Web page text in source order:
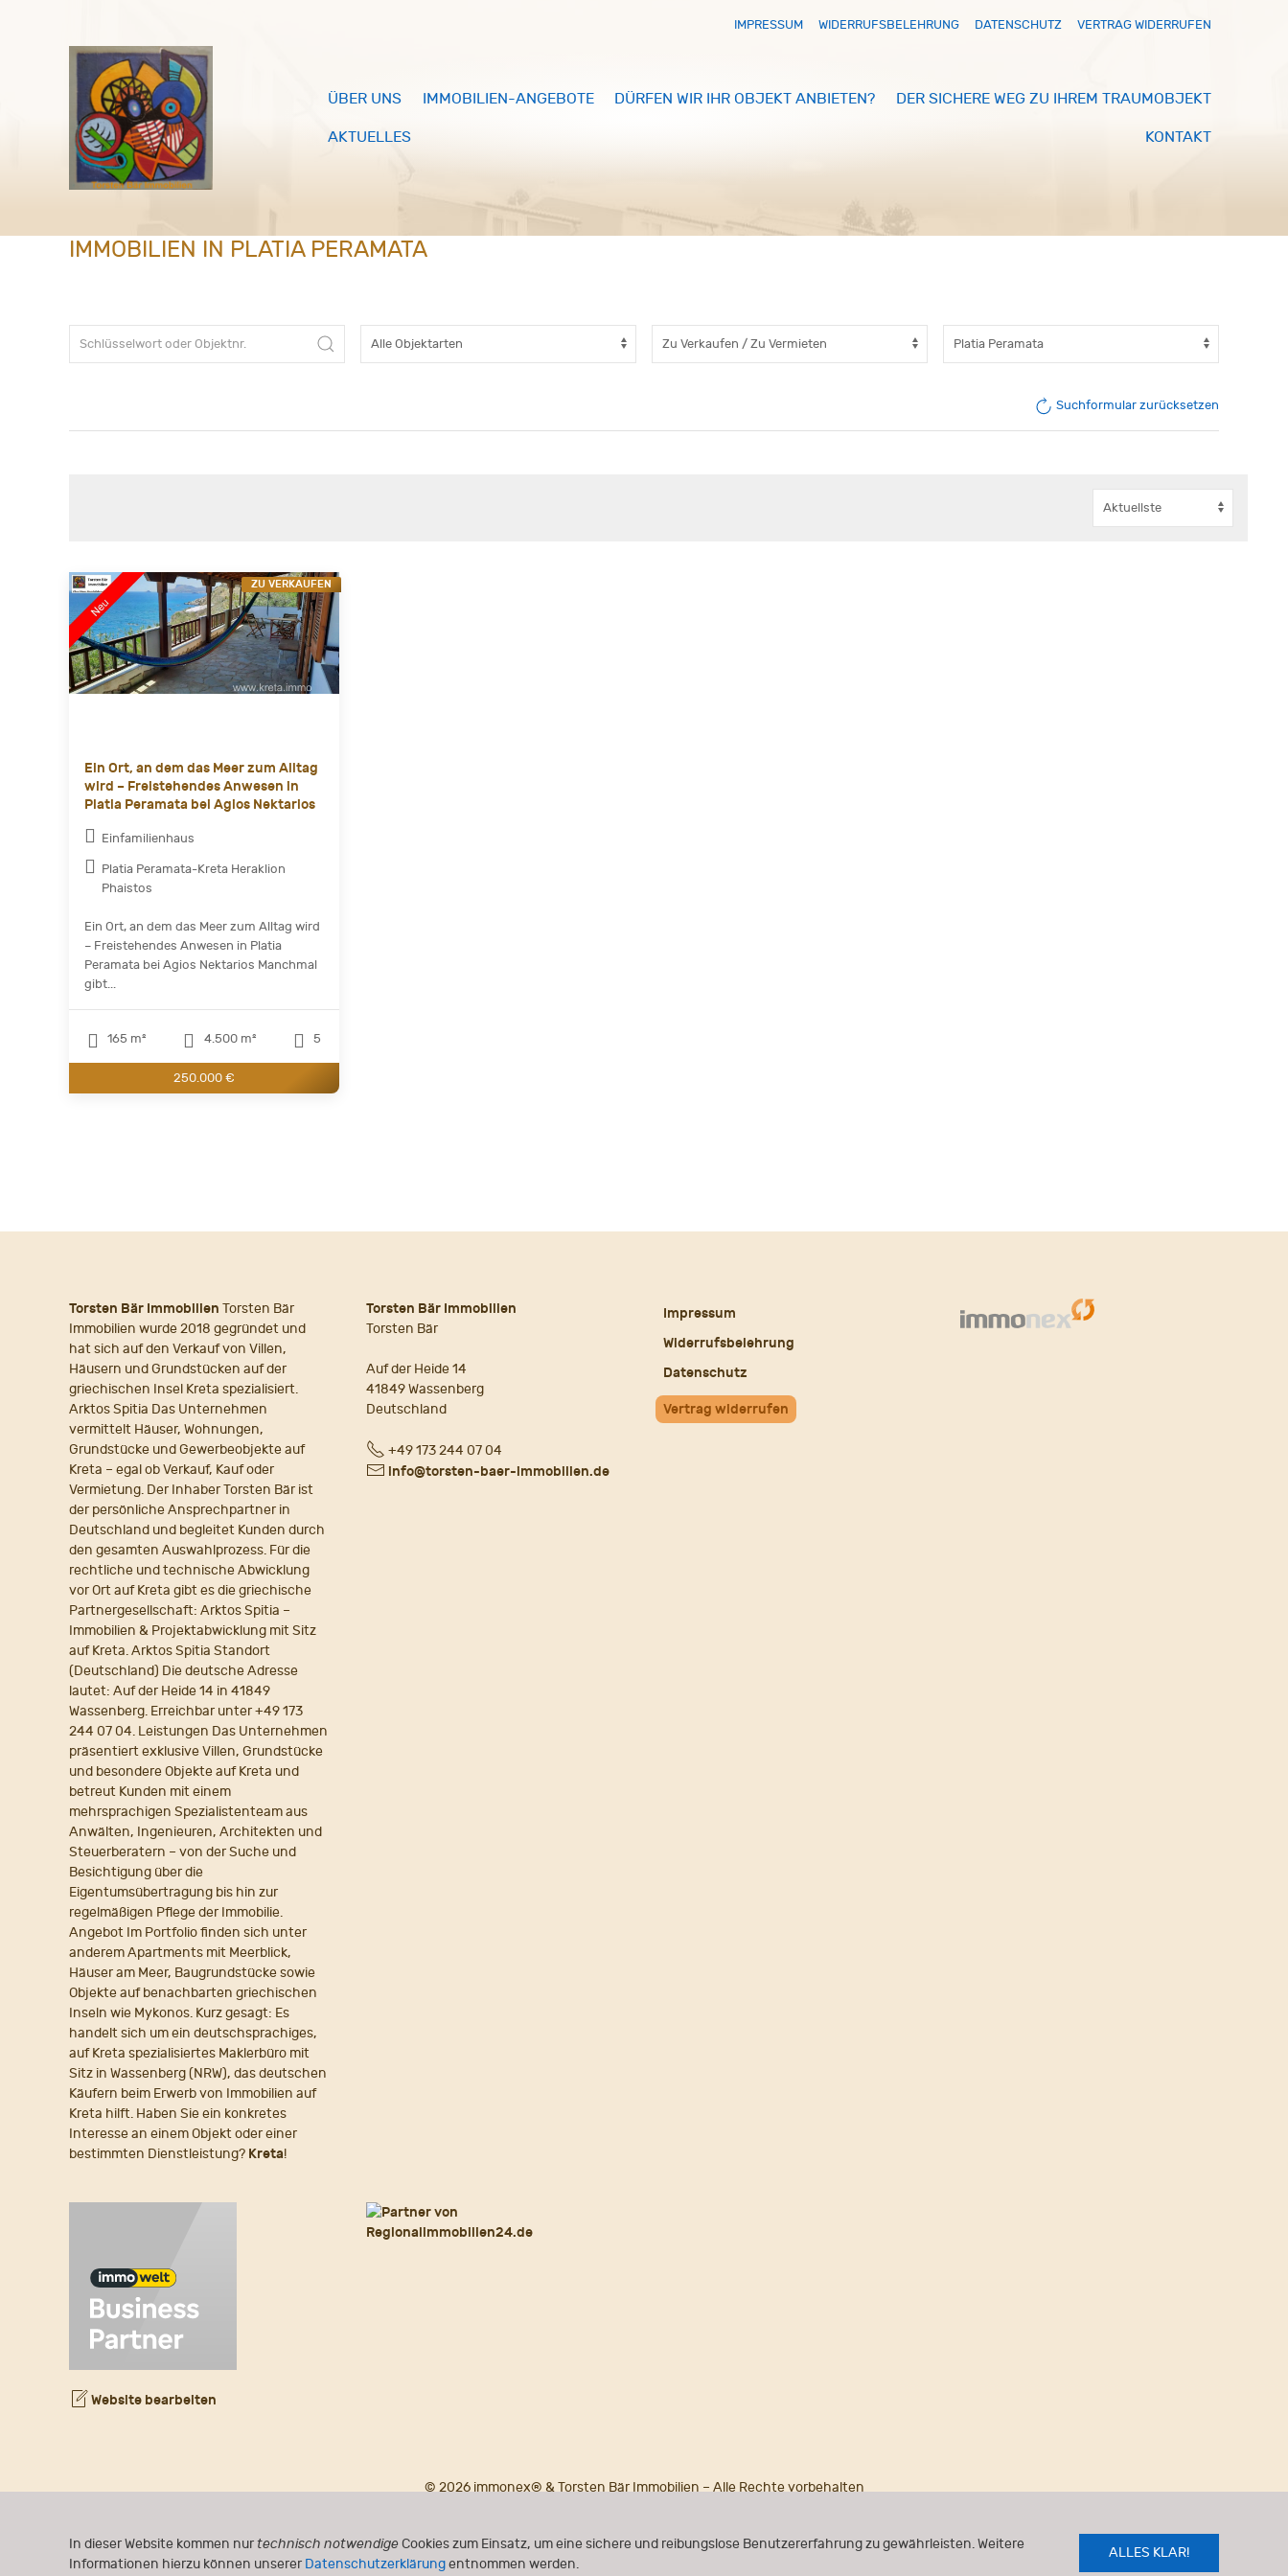
In dieser Website kommen nurtechnisch notwendigeCookies zum Einsatz, um eine sichere und reibungslose Benutzererfahrung zu gewährleisten. Weitere
Informationen hierzu können unserer Datenschutzerklärungentnommen werden.
ALLES KLAR!
IMPRESSUM WIDERRUFSBELEHRUNG DATENSCHUTZ VERTRAG WIDERRUFEN
ÜBER UNS IMMOBILIEN-ANGEBOTE DÜRFEN WIR IHR OBJEKT ANBIETEN? DER SICHERE WEG ZU IHREM TRAUMOBJEKT
AKTUELLES KONTAKT
IMMOBILIEN IN PLATIA PERAMATA
Suchformular zurücksetzen
Ein Ort, an dem das Meer zum Alltag
wird – Freistehendes Anwesen in
Platia Peramata bei Agios Nektarios
Einfamilienhaus
Platia Peramata-Kreta Heraklion
Phaistos
Ein Ort, an dem das Meer zum Alltag wird
– Freistehendes Anwesen in Platia
Peramata bei Agios Nektarios Manchmal
gibt...
165 m² 4.500 m² 5
250.000 €
ZU VERKAUFEN
Torsten Bär Immobilien Torsten Bär
Immobilien wurde 2018 gegründet und
hat sich auf den Verkauf von Villen,
Häusern und Grundstücken auf der
griechischen Insel Kreta spezialisiert.
Arktos Spitia Das Unternehmen
vermittelt Häuser, Wohnungen,
Grundstücke und Gewerbeobjekte auf
Kreta – egal ob Verkauf, Kauf oder
Vermietung. Der Inhaber Torsten Bär ist
der persönliche Ansprechpartner in
Deutschland und begleitet Kunden durch
den gesamten Auswahlprozess. Für die
rechtliche und technische Abwicklung
vor Ort auf Kreta gibt es die griechische
Partnergesellschaft: Arktos Spitia –
Immobilien & Projektabwicklung mit Sitz
auf Kreta. Arktos Spitia Standort
(Deutschland) Die deutsche Adresse
lautet: Auf der Heide 14 in 41849
Wassenberg. Erreichbar unter +49 173
244 07 04. Leistungen Das Unternehmen
präsentiert exklusive Villen, Grundstücke
und besondere Objekte auf Kreta und
betreut Kunden mit einem
mehrsprachigen Spezialistenteam aus
Anwälten, Ingenieuren, Architekten und
Steuerberatern – von der Suche und
Besichtigung über die
Eigentumsübertragung bis hin zur
regelmäßigen Pflege der Immobilie.
Angebot Im Portfolio finden sich unter
anderem Apartments mit Meerblick,
Häuser am Meer, Baugrundstücke sowie
Objekte auf benachbarten griechischen
Inseln wie Mykonos. Kurz gesagt: Es
handelt sich um ein deutschsprachiges,
auf Kreta spezialisiertes Maklerbüro mit
Sitz in Wassenberg (NRW), das deutschen
Käufern beim Erwerb von Immobilien auf
Kreta hilft. Haben Sie ein konkretes
Interesse an einem Objekt oder einer
bestimmten Dienstleistung? Kreta!
Torsten Bär Immobilien
Torsten Bär
Auf der Heide 14
41849 Wassenberg
Deutschland
Fon+49 173 244 07 04
E- info@torsten-baer-immobilien.de
Impressum
Widerrufsbelehrung
Datenschutz
Vertrag widerrufen
Website bearbeiten
© 2026 immonex® & Torsten Bär Immobilien – Alle Rechte vorbehalten